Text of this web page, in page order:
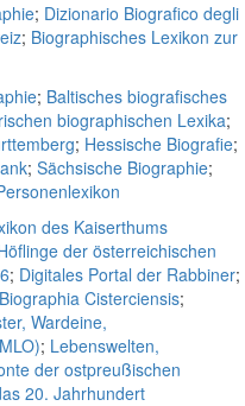
; Dizionario Biografico degli
; Biographisches Lexikon zur
; Baltisches biografisches
biographischen Lexika;
; Hessische Biografie;
; Sächsische Biographie;
des Kaiserthums
der österreichischen
; Digitales Portal der Rabbiner;
Biographia Cisterciensis;
Wardeine,
; Lebenswelten,
der ostpreußischen
20. Jahrhundert